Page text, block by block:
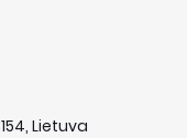
Lietuva